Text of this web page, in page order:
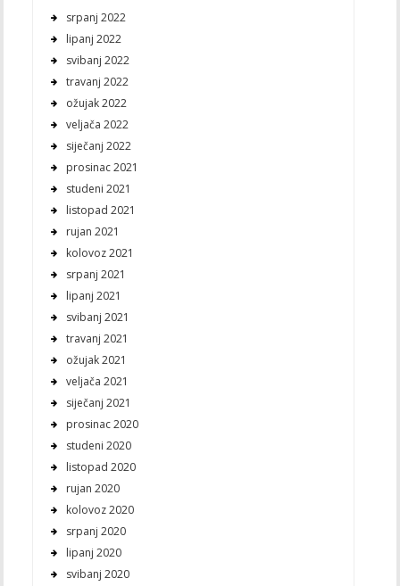
srpanj 2022
lipanj 2022
svibanj 2022
travanj 2022
ožujak 2022
veljača 2022
siječanj 2022
prosinac 2021
studeni 2021
listopad 2021
rujan 2021
kolovoz 2021
srpanj 2021
lipanj 2021
svibanj 2021
travanj 2021
ožujak 2021
veljača 2021
siječanj 2021
prosinac 2020
studeni 2020
listopad 2020
rujan 2020
kolovoz 2020
srpanj 2020
lipanj 2020
svibanj 2020